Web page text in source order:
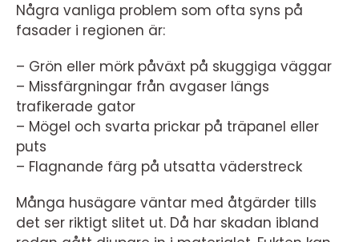
Några vanliga problem som ofta syns på
fasader i regionen är:
– Grön eller mörk påväxt på skuggiga väggar
– Missfärgningar från avgaser längs
trafikerade gator
– Mögel och svarta prickar på träpanel eller
puts
– Flagnande färg på utsatta väderstreck
Många husägare väntar med åtgärder tills
det ser riktigt slitet ut. Då har skadan ibland